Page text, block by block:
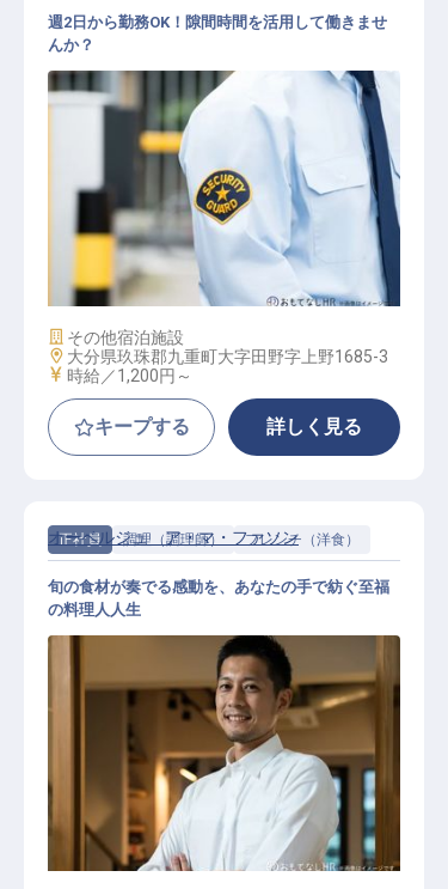
グランピング施設の運営スタッフ
週2日から勤務OK！隙間時間を活用して働きませ
んか？
施設業態
その他宿泊施設
勤務地
大分県玖珠郡九重町大字田野字上野1685-3
給与
時給／1,200円～
キープする 詳しく見る
正社員 調理（調理師） フレンチ（洋食）
調理スタッフ
オーベルジュ ア・マ・ファソン
旬の食材が奏でる感動を、あなたの手で紡ぐ至福
の料理人人生